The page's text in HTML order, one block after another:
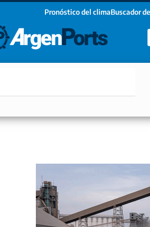
Pronóstico del climaBuscador
a nuestro Newsletter!
con las condiciones y políticas